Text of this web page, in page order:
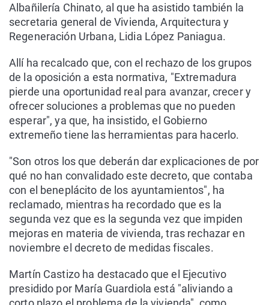
Albañilería Chinato, al que ha asistido también la
secretaria general de Vivienda, Arquitectura y
Regeneración Urbana, Lidia López Paniagua.
Allí ha recalcado que, con el rechazo de los grupos
de la oposición a esta normativa, "Extremadura
pierde una oportunidad real para avanzar, crecer y
ofrecer soluciones a problemas que no pueden
esperar", ya que, ha insistido, el Gobierno
extremeño tiene las herramientas para hacerlo.
"Son otros los que deberán dar explicaciones de por
qué no han convalidado este decreto, que contaba
con el beneplácito de los ayuntamientos", ha
reclamado, mientras ha recordado que es la
segunda vez que es la segunda vez que impiden
mejoras en materia de vivienda, tras rechazar en
noviembre el decreto de medidas fiscales.
Martín Castizo ha destacado que el Ejecutivo
presidido por María Guardiola está "aliviando a